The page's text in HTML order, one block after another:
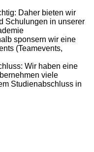
Daher bieten wir
Schulungen in unserer
sponsern wir eine
(Teamevents,
Wir haben eine
viele
Studienabschluss in